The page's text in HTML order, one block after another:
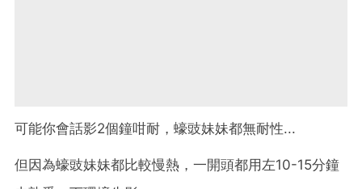
可能你會話影2個鐘咁耐，蠔豉妹妹都無耐性...
但因為蠔豉妹妹都比較慢熱，一開頭都用左10-15分鐘